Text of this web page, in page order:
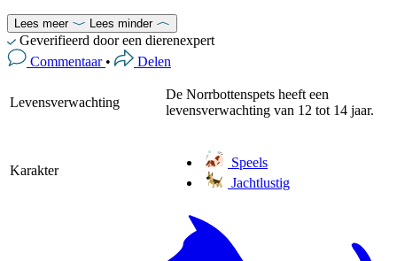
Lees meer Lees minder
Geverifieerd door een dierenexpert
Commentaar • Delen
Levensverwachting
De Norrbottenspets heeft een
levensverwachting van 12 tot 14 jaar.
Karakter
Speels
Jachtlustig